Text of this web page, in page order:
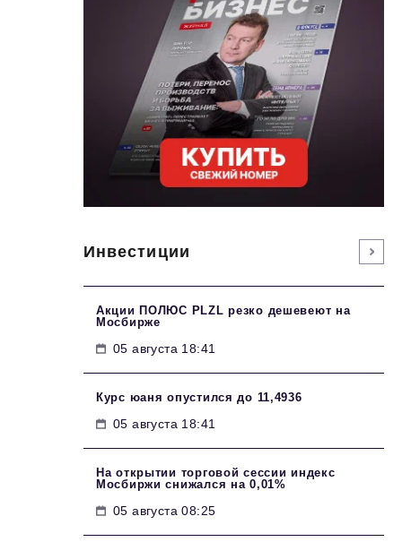
Инвестиции
Акции ПОЛЮС PLZL резко дешевеют на
Мосбирже
05 августа 18:41
Курс юаня опустился до 11,4936
05 августа 18:41
На открытии торговой сессии индекс
Мосбиржи снижался на 0,01%
05 августа 08:25